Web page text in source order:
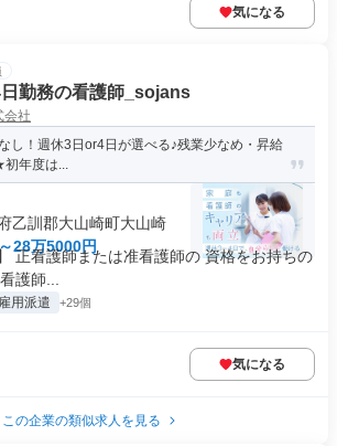
気になる
勤務の看護師_sojans
会社
し！週休3日or4日が選べる♪残業少なめ・昇給
年度は...
乙訓郡大山崎町大山崎
28万5000円
正看護師または准看護師の 資格をお持ちの
護師...
用派遣 +29個
気になる
この企業の類似求人を見る